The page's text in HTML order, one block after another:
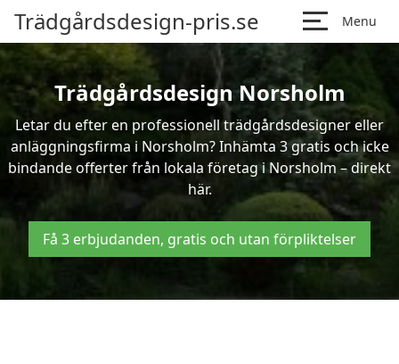
Trädgårdsdesign-pris.se Menu
Trädgårdsdesign Norsholm
Letar du efter en professionell trädgårdsdesigner eller
anläggningsfirma i Norsholm? Inhämta 3 gratis och icke
bindande offerter från lokala företag i Norsholm – direkt
här.
Få 3 erbjudanden, gratis och utan förpliktelser